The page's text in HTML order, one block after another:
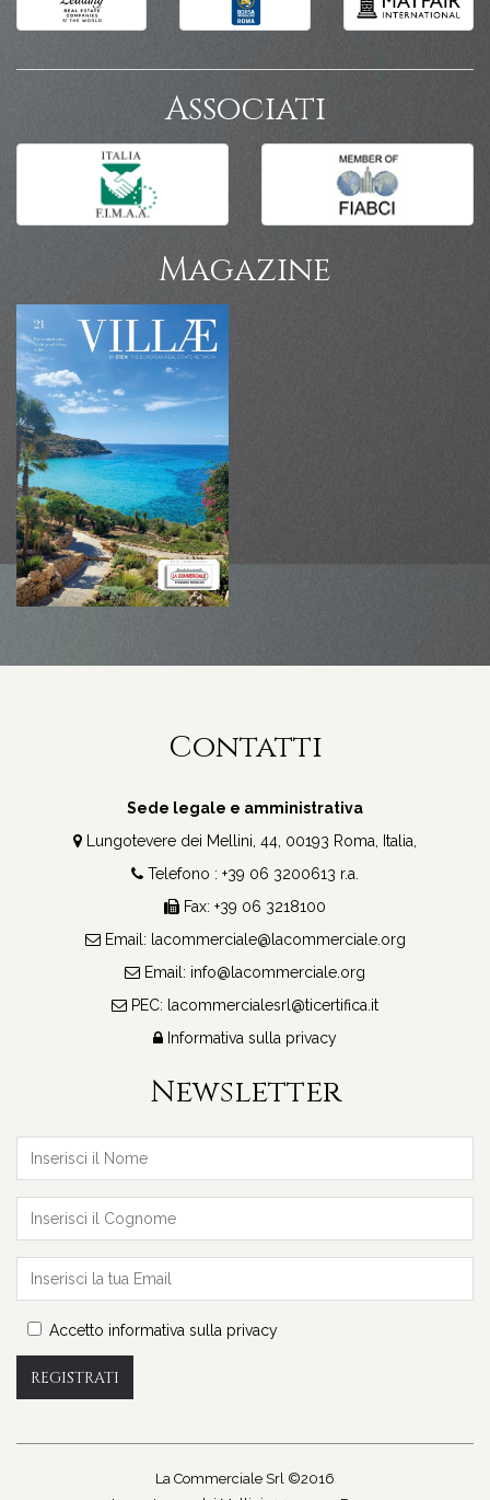
Associati
Magazine
Contatti
Sede legale e amministrativa
Lungotevere dei Mellini, 44, 00193 Roma, Italia,
Telefono : +39 06 3200613 r.a.
Fax: +39 06 3218100
Email: lacommerciale@lacommerciale.org
Email: info@lacommerciale.org
PEC: lacommercialesrl@ticertifica.it
Informativa sulla privacy
Newsletter
Accetto informativa sulla privacy
REGISTRATI
La Commerciale Srl ©2016